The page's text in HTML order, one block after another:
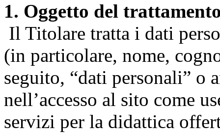
1. Oggetto del
Il Titolare tratta i dati
(in particolare, nome,
seguito, “dati personali” o
nell’accesso al sito come
servizi per la didattica